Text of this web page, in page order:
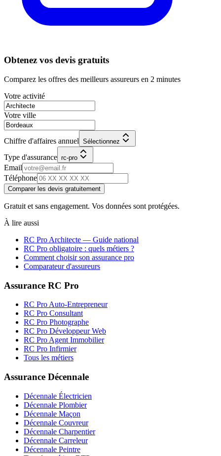
Obtenez vos devis gratuits
Comparez les offres des meilleurs assureurs en 2 minutes
Votre activité
Votre ville
Chiffre d'affaires annuel Sélectionnez
Type d'assurance rc-pro
Email
Téléphone
Comparer les devis gratuitement
Gratuit et sans engagement. Vos données sont protégées.
À lire aussi
RC Pro Architecte — Guide national
RC Pro obligatoire : quels métiers ?
Comment choisir son assurance pro
Comparateur d'assureurs
Assurance RC Pro
RC Pro Auto-Entrepreneur
RC Pro Consultant
RC Pro Photographe
RC Pro Développeur Web
RC Pro Agent Immobilier
RC Pro Infirmier
Tous les métiers
Assurance Décennale
Décennale Électricien
Décennale Plombier
Décennale Maçon
Décennale Couvreur
Décennale Charpentier
Décennale Carreleur
Décennale Peintre